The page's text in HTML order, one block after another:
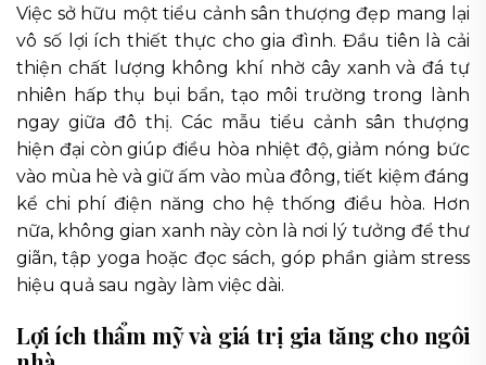
Việc sở hữu một tiểu cảnh sân thượng đẹp mang lại
vô số lợi ích thiết thực cho gia đình. Đầu tiên là cải
thiện chất lượng không khí nhờ cây xanh và đá tự
nhiên hấp thụ bụi bẩn, tạo môi trường trong lành
ngay giữa đô thị. Các mẫu tiểu cảnh sân thượng
hiện đại còn giúp điều hòa nhiệt độ, giảm nóng bức
vào mùa hè và giữ ấm vào mùa đông, tiết kiệm đáng
kể chi phí điện năng cho hệ thống điều hòa. Hơn
nữa, không gian xanh này còn là nơi lý tưởng để thư
giãn, tập yoga hoặc đọc sách, góp phần giảm stress
hiệu quả sau ngày làm việc dài.
Lợi ích thẩm mỹ và giá trị gia tăng cho ngôi